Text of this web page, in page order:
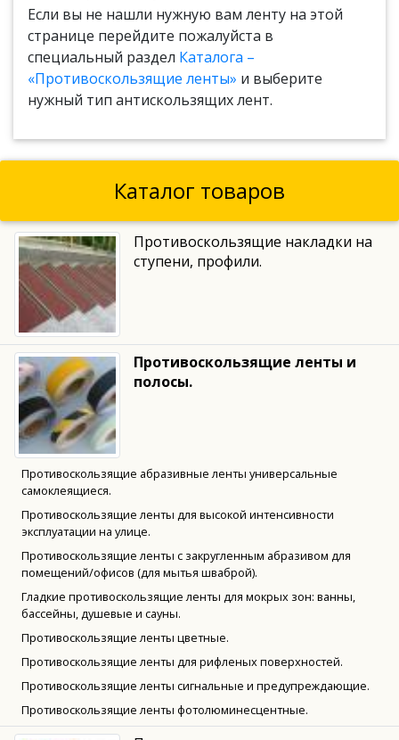
Если вы не нашли нужную вам ленту на этой
странице перейдите пожалуйста в
специальный раздел Каталога –
«Противоскользящие ленты» и выберите
нужный тип антискользящих лент.
Каталог товаров
Противоскользящие накладки на
ступени, профили.
Противоскользящие ленты и
полосы.
Противоскользящие абразивные ленты универсальные
самоклеящиеся.
Противоскользящие ленты для высокой интенсивности
эксплуатации на улице.
Противоскользящие ленты с закругленным абразивом для
помещений/офисов (для мытья шваброй).
Гладкие противоскользящие ленты для мокрых зон: ванны,
бассейны, душевые и сауны.
Противоскользящие ленты цветные.
Противоскользящие ленты для рифленых поверхностей.
Противоскользящие ленты сигнальные и предупреждающие.
Противоскользящие ленты фотолюминесцентные.